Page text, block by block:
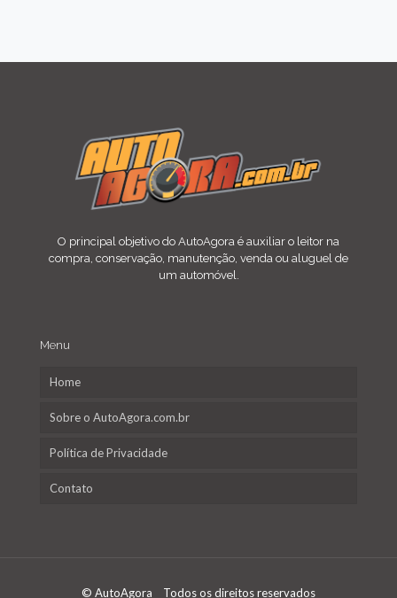
O principal objetivo do AutoAgora é auxiliar o leitor na
compra, conservação, manutenção, venda ou aluguel de
um automóvel.
Menu
Home
Sobre o AutoAgora.com.br
Política de Privacidade
Contato
© AutoAgora Todos os direitos reservados